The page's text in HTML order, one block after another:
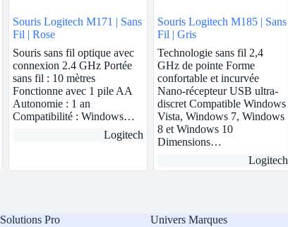
Souris Logitech M171 | Sans
Fil | Rose
Souris sans fil optique avec
connexion 2.4 GHz Portée
sans fil : 10 mètres
Fonctionne avec 1 pile AA
Autonomie : 1 an
Compatibilité : Windows…
Logitech
Souris Logitech M185 | Sans
Fil | Gris
Technologie sans fil 2,4
GHz de pointe Forme
confortable et incurvée
Nano-récepteur USB ultra-
discret Compatible Windows
Vista, Windows 7, Windows
8 et Windows 10
Dimensions…
Logitech
Solutions Pro Univers Marques